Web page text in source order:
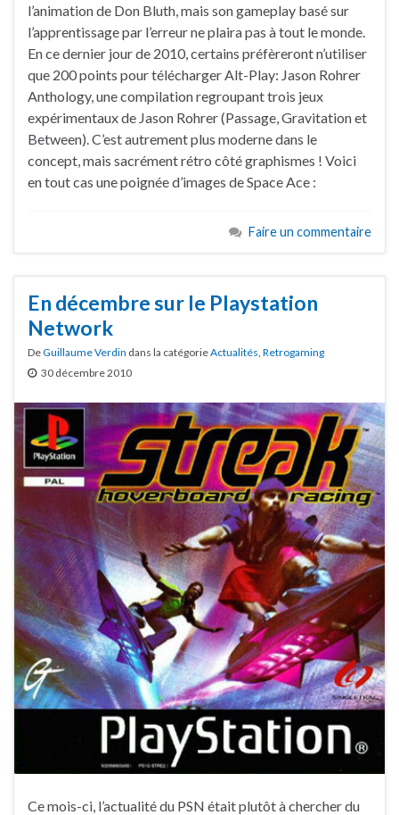
l’animation de Don Bluth, mais son gameplay basé sur
l’apprentissage par l’erreur ne plaira pas à tout le monde.
En ce dernier jour de 2010, certains préfèreront n’utiliser
que 200 points pour télécharger Alt-Play: Jason Rohrer
Anthology, une compilation regroupant trois jeux
expérimentaux de Jason Rohrer (Passage, Gravitation et
Between). C’est autrement plus moderne dans le
concept, mais sacrément rétro côté graphismes ! Voici
en tout cas une poignée d’images de Space Ace :
Faire un commentaire
En décembre sur le Playstation
Network
DeGuillaume Verdin dans la catégorieActualités Retrogaming
30 décembre 2010
Ce mois-ci, l’actualité du PSN était plutôt à chercher du